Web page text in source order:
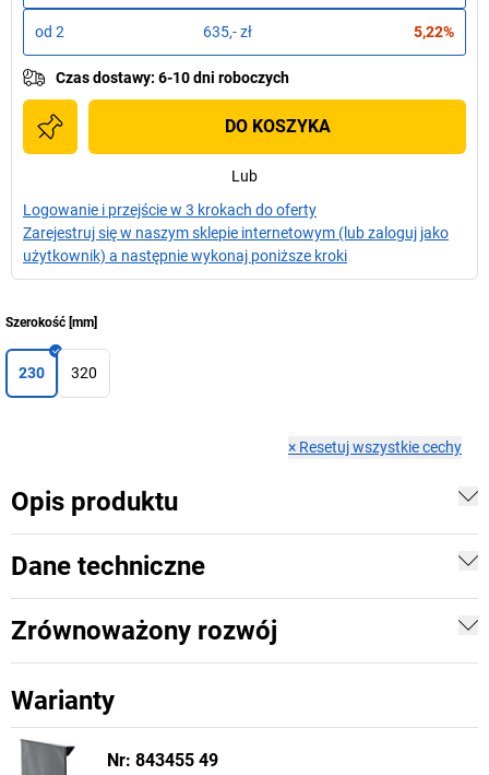
od 2 635,- zł 5,22%
Czas dostawy: 6-10 dni roboczych
DO KOSZYKA
Lub
Logowanie i przejście w 3 krokach do oferty
Zarejestruj się w naszym sklepie internetowym (lub zaloguj jako
użytkownik) a następnie wykonaj poniższe kroki
Szerokość [mm]
230 320
× Resetuj wszystkie cechy
Opis produktu
Dane techniczne
Zrównoważony rozwój
Warianty
Nr: 843455 49